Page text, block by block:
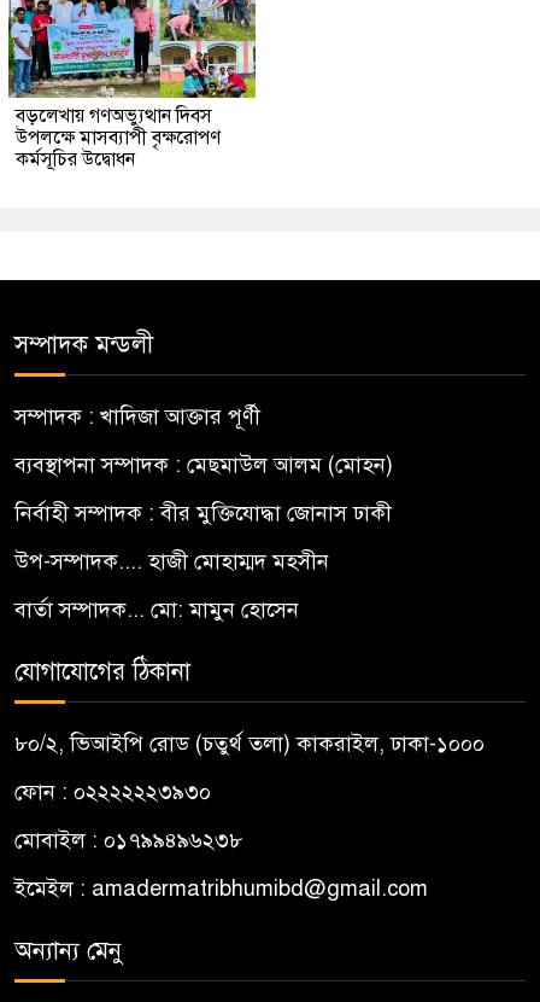
বড়লেখায় গণঅভ্যুত্থান দিবস
উপলক্ষে মাসব্যাপী বৃক্ষরোপণ
কর্মসূচির উদ্বোধন
সম্পাদক মন্ডলী
সম্পাদক : খাদিজা আক্তার পূর্ণী
ব্যবস্থাপনা সম্পাদক : মেছমাউল আলম (মোহন)
নির্বাহী সম্পাদক : বীর মুক্তিযোদ্ধা জোনাস ঢাকী
উপ-সম্পাদক.... হাজী মোহাম্মদ মহসীন
বার্তা সম্পাদক... মো: মামুন হোসেন
যোগাযোগের ঠিকানা
৮০/২, ভিআইপি রোড (চতুর্থ তলা) কাকরাইল, ঢাকা-১০০০
ফোন : ০২২২২২২৩৯৩০
মোবাইল : ০১৭৯৯৪৯৬২৩৮
ইমেইল : amadermatribhumibd@gmail.com
অন্যান্য মেনু